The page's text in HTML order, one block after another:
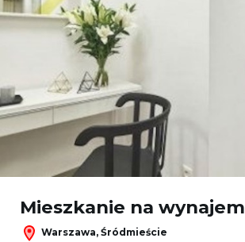
Mieszkanie na wynajem
Warszawa, Śródmieście